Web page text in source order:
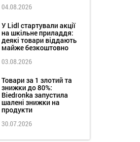
04.08.2026
У Lidl стартували акції
на шкільне приладдя:
деякі товари віддають
майже безкоштовно
03.08.2026
Товари за 1 злотий та
знижки до 80%:
Biedronka запустила
шалені знижки на
продукти
30.07.2026